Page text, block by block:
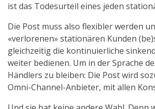
ist das Todesurteil eines jeden
Die Post muss also flexibler werden
«verlorenen» stationären Kunden
gleichzeitig die kontinuierliche
weiter bedienen. Um in der Sprache
Händlers zu bleiben: Die Post wird
Omni-Channel-Anbieter, mit allen